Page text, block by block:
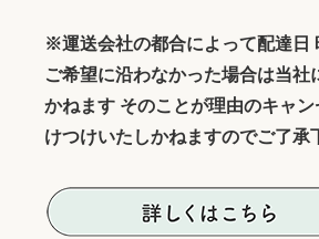
※運送会社の都合によって配達日
ご希望に沿わなかった場合は当社
かねます そのことが理由のキャ
けつけいたしかねますのでご了承